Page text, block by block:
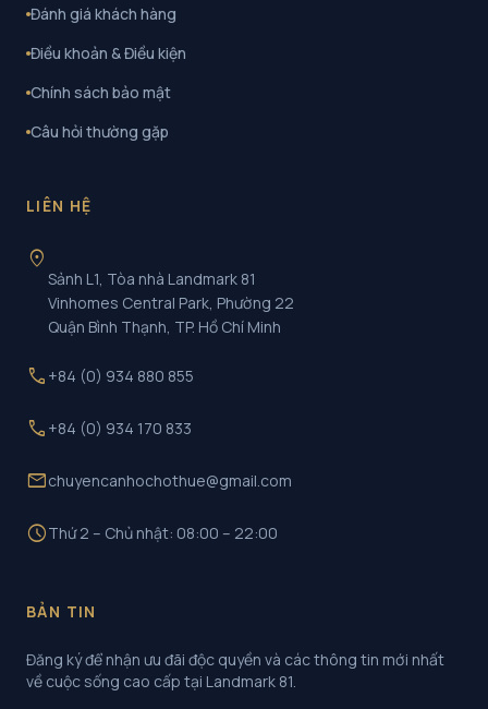
Đánh giá khách hàng
Điều khoản & Điều kiện
Chính sách bảo mật
Câu hỏi thường gặp
LIÊN HỆ
location_on
Sảnh L1, Tòa nhà Landmark 81
Vinhomes Central Park, Phường 22
Quận Bình Thạnh, TP. Hồ Chí Minh
call +84 (0) 934 880 855
call +84 (0) 934 170 833
mailchuyencanhochothue@gmail.com
scheduleThứ 2 – Chủ nhật: 08:00 – 22:00
BẢN TIN
Đăng ký để nhận ưu đãi độc quyền và các thông tin mới nhất
về cuộc sống cao cấp tại Landmark 81.